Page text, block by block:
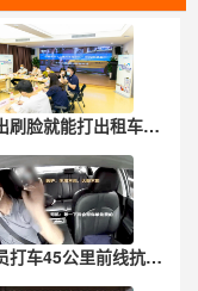
上海推出刷脸就能打出租车和网约车的“智慧屏”后，老年用户有何建议？
医护人员打车45公里前线抗疫，广州网约车司机：免单